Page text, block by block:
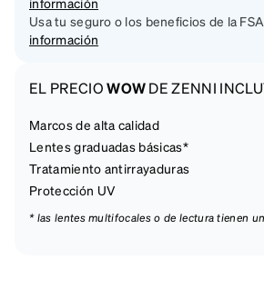
Usa tu seguro o los beneficios de la
información
EL PRECIOWOWDE ZENNI
Marcos de alta calidad
Lentes graduadas básicas*
Tratamiento antirrayaduras
Protección UV
* las lentes multifocales o de lectura tienen